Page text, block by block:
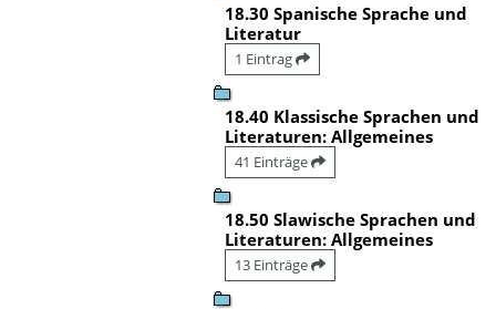
18.30 Spanische Sprache und
Literatur
1 Eintrag
18.40 Klassische Sprachen und
Literaturen: Allgemeines
41 Einträge
18.50 Slawische Sprachen und
Literaturen: Allgemeines
13 Einträge